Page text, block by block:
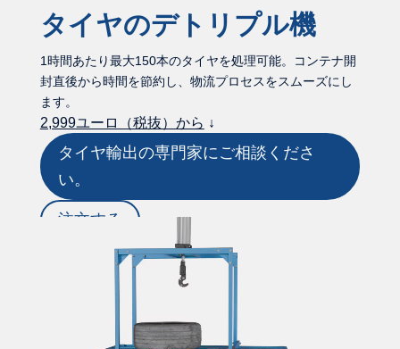
タイヤのデトリプル機
1時間あたり最大150本のタイヤを処理可能。コンテナ開
封直後から時間を節約し、物流プロセスをスムーズにし
ます。
2,999ユーロ（税抜）から ↓
タイヤ輸出の専門家にご相談くださ
い。
注文する